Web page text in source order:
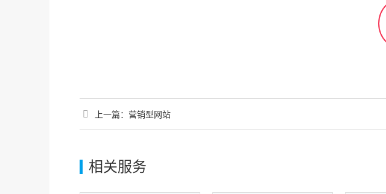
上一篇： 营销型网站
相关服务